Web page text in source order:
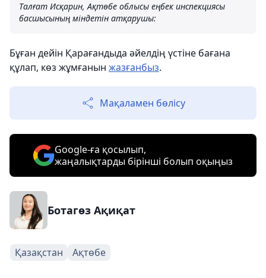
Талғат Исқарин, Ақтөбе облысы еңбек инспекциясы
басшысының міндетін атқарушы:
Бұған дейін Қарағандыда әйелдің үстіне бағана
құлап, көз жұмғанын жазғанбыз.
Мақаламен бөлісу
Google-ға қосылып,
жаңалықтарды бірінші болып оқыңыз
Ботагөз Ақиқат
Қазақстан Ақтөбе